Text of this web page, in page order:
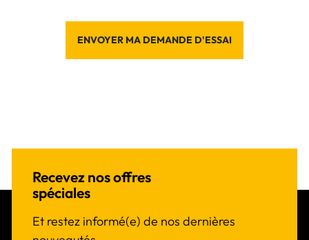
ENVOYER MA DEMANDE D'ESSAI
Recevez nos offres
spéciales
Et restez informé(e) de nos dernières